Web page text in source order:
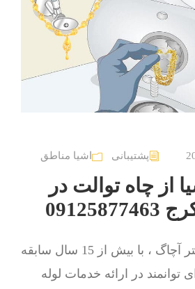
پشتیبانی اشیا مناطق
از چاه توالت در
گروه فنی آذین گستر آچاگ ، با بیش از 15 سال سابقه
در ارائه خدمات لوله